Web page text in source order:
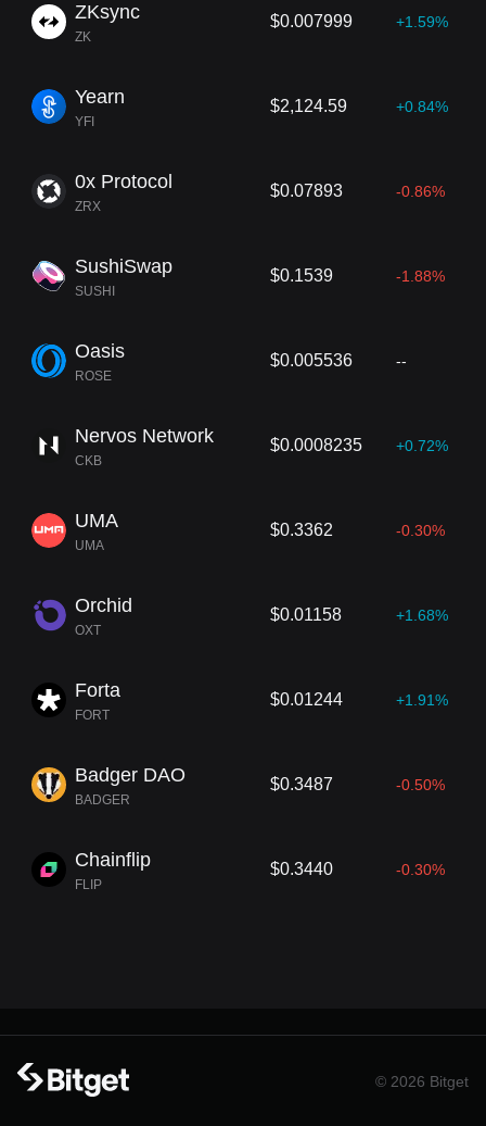
ZKsync
ZK
$0.007999 +1.59%
Yearn
YFI
$2,124.59 +0.84%
0x Protocol
ZRX
$0.07893 -0.86%
SushiSwap
SUSHI
$0.1539 -1.88%
Oasis
ROSE
$0.005536 --
Nervos Network
CKB
$0.0008235 +0.72%
UMA
UMA
$0.3362 -0.30%
Orchid
OXT
$0.01158 +1.68%
Forta
FORT
$0.01244 +1.91%
Badger DAO
BADGER
$0.3487 -0.50%
Chainflip
FLIP
$0.3440 -0.30%
© 2026 Bitget